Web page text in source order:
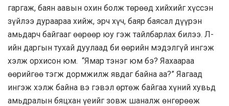
гаргаж, баян аавын охин болж төрөөд хийхийг хүссэн
зүйлээ дураараа хийж, эрч хүч, баяр баясал дүүрэн
амьдарч байгааг өөрөөр юу гэж тайлбарлах билээ. Л-
ийн даргын тухай дуулаад би өөрийн мэдэлгүй ингэж
хэлж орхисон юм. “Ямар тэнэг юм бэ? Яахаараа
өөрийгөө тэгж дормжилж явдаг байна аа?” Яагаад
ингэж хэлж байна вэ гэвэл өртөж байгаа хүний хувьд
амьдралын бяцхан үеийг зовж шаналж өнгөрөөж